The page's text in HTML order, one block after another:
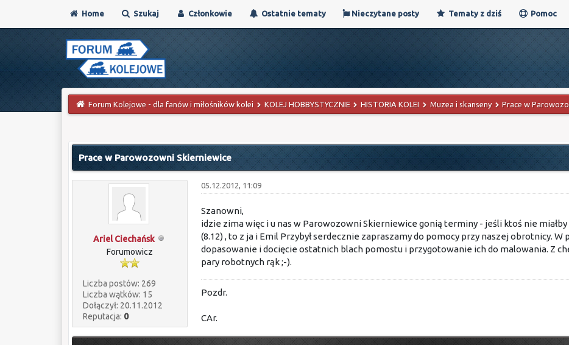
Home Szukaj Członkowie Ostatnie tematy Nieczytane posty Tematy z dziś Pomoc
Forum Kolejowe - dla fanów i miłośników kolei KOLEJ HOBBYSTYCZNIE HISTORIA KOLEI Muzea i skanseny Prace w
Prace w Parowozowni Skierniewice
Ariel Ciechańsk
Forumowicz
Liczba postów: 269
Liczba wątków: 15
Dołączył: 20.11.2012
Reputacja: 0
05.12.2012, 11:09
Szanowni,
idzie zima więc i u nas w Parowozowni Skierniewice gonią terminy - jeśli ktoś nie
(8.12) , to z ja i Emil Przybył serdecznie zapraszamy do pomocy przy naszej obrotnicy.
dopasowanie i docięcie ostatnich blach pomostu i przygotowanie ich do malowania. Z
pary robotnych rąk ;-).
Pozdr.
CAr.